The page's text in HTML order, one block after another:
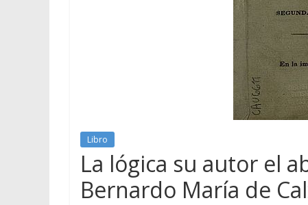
Libro
La lógica su autor el
Bernardo María de